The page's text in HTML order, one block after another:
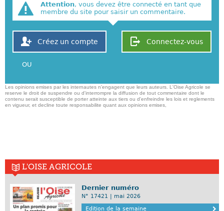
Attention, vous devez être connecté en tant que
membre du site pour saisir un commentaire.
Connectez-vous
Créez un compte
OU
Les opinions emises par les internautes n'engagent que leurs auteurs. L'Oise Agricole se
reserve le droit de suspendre ou d'interrompre la diffusion de tout commentaire dont le
contenu serait susceptible de porter atteinte aux tiers ou d'enfreindre les lois et reglements
en vigueur, et decline toute responsabilite quant aux opinions emises,
L'OISE AGRICOLE
Dernier numéro
N° 17421 | mai 2026
Edition de la semaine